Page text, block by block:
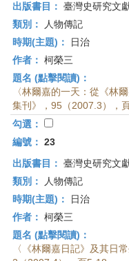
出版書目： 臺灣史研究文
類別：
人物傳記
時期(主題)：
日治
作者： 柯榮三
題名 (點擊閱讀)：
〈林爾嘉的一天：從《林
集刊》，95（2007.3），
勾選：
編號： 23
出版書目： 臺灣史研究文
類別：
人物傳記
時期(主題)：
日治
作者： 柯榮三
題名 (點擊閱讀)：
〈《林爾嘉日記》及其日